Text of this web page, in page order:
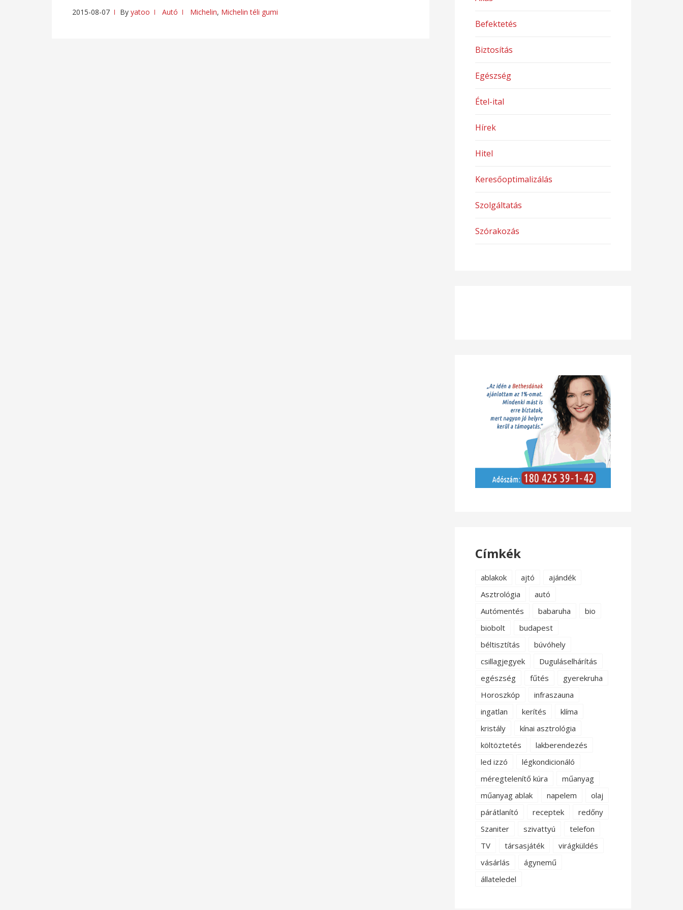
2015-08-07 By yatoo Autó Michelin, Michelin téli gumi
Befektetés
Biztosítás
Egészség
Étel-ital
Hírek
Hitel
Keresőoptimalizálás
Szolgáltatás
Szórakozás
Címkék
ablakok ajtó
ajándék
Asztrológia
autó
Autómentés
babaruha
bio
biobolt
budapest
béltisztítás
búvóhely
csillagjegyek
Duguláselhárítás
egészség
fűtés
gyerekruha
Horoszkóp
infraszauna
ingatlan
kerítés
klíma
kristály
kínai asztrológia
költöztetés
lakberendezés
led izzó
légkondicionáló
méregtelenítő kúra
műanyag
műanyag ablak
napelem
olaj
párátlanító
receptek
redőny
Szaniter
szivattyú
telefon
TV
társasjáték
virágküldés
vásárlás
ágynemű
állateledel